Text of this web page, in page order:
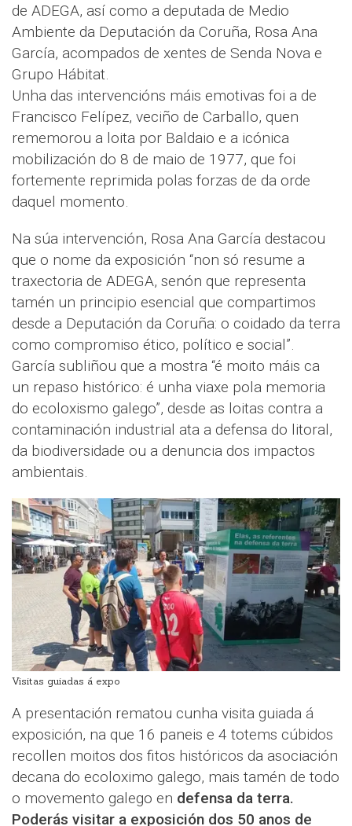
de ADEGA, así como a deputada de Medio
Ambiente da Deputación da Coruña, Rosa Ana
García, acompados de xentes de Senda Nova e
Grupo Hábitat.
Unha das intervencións máis emotivas foi a de
Francisco Felípez, veciño de Carballo, quen
rememorou a loita por Baldaio e a icónica
mobilización do 8 de maio de 1977, que foi
fortemente reprimida polas forzas de da orde
daquel momento.
Na súa intervención, Rosa Ana García destacou
que o nome da exposición “non só resume a
traxectoria de ADEGA, senón que representa
tamén un principio esencial que compartimos
desde a Deputación da Coruña: o coidado da terra
como compromiso ético, político e social”.
García subliñou que a mostra “é moito máis ca
un repaso histórico: é unha viaxe pola memoria
do ecoloxismo galego”, desde as loitas contra a
contaminación industrial ata a defensa do litoral,
da biodiversidade ou a denuncia dos impactos
ambientais.
Visitas guiadas á expo
A presentación rematou cunha visita guiada á
exposición, na que 16 paneis e 4 totems cúbidos
recollen moitos dos fitos históricos da asociación
decana do ecoloximo galego, mais tamén de todo
o movemento galego en defensa da terra.
Poderás visitar a exposición dos 50 anos de